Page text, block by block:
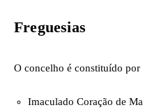
Freguesias
O concelho é constituído por
Imaculado Coração de